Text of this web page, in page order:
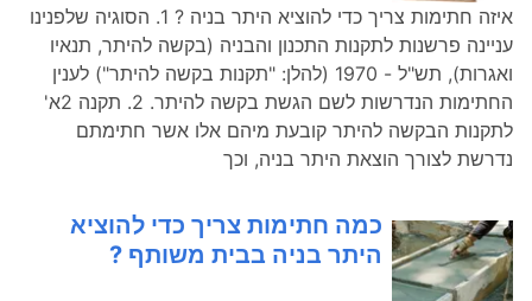
איזה חתימות צריך כדי להוציא היתר בניה ? 1. הסוגיה שלפנינו
עניינה פרשנות לתקנות התכנון והבניה (בקשה להיתר, תנאיו
ואגרות), תש"ל - 1970 (להלן: "תקנות בקשה להיתר") לענין
החתימות הנדרשות לשם הגשת בקשה להיתר. 2. תקנה 2א'
לתקנות הבקשה להיתר קובעת מיהם אלו אשר חתימתם
נדרשת לצורך הוצאת היתר בניה, וכך
כמה חתימות צריך כדי להוציא
היתר בניה בבית משותף ?